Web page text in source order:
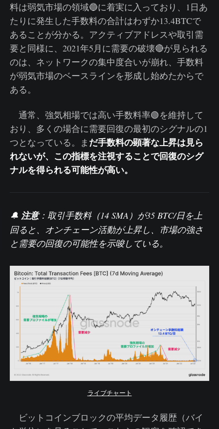
料は弱気市場の領域🔵に着実に入っており、1日あ
たりに発生した手数料の合計はわずか13.4BTCで
あることが分かる。アクティブアドレスや取引需
要と同様に、2021年5月に需要の破壊🔴が見られる
のは、ネットワークの集中度合いが崩れ、手数料
が弱気市場のベースラインを形成し始めたからで
ある。
通常、強気相場では高い手数料率🟢を維持して
おり、多くの場合に需要回復の最初のシグナルの1
つとなっている。ま だ手数料の顕著な上昇は見ら
れないが、この指標を注視することで回復のシグ
ナルを得られる可能性が高い。
🔔 注意： 取引手数料（14 SMA） が35 BTC/日を上
回ると、オンチェーン活動が上昇し、市場の強さ
と需要の回復の可能性を示唆している。
ライブチャート
ビットコインブロックの平均データ履歴（バイ